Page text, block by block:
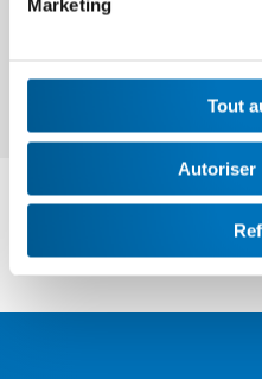
Marketing
Tout
Autoriser